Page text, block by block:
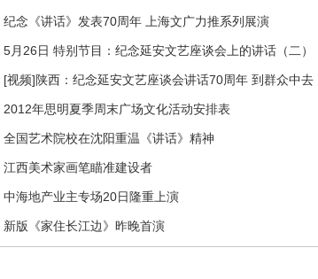
纪念《讲话》发表70周年 上海文广力推系列展演
5月26日 特别节目：纪念延安文艺座谈会上的讲话（二）
[视频]陕西：纪念延安文艺座谈会讲话70周年 到群众中
2012年思明夏季周末广场文化活动安排表
全国艺术院校在沈阳重温《讲话》精神
江西美术家画笔瞄准建设者
中海地产业主专场20日隆重上演
新版《家住长江边》昨晚首演